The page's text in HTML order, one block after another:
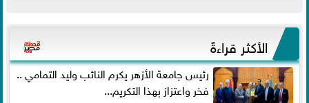
الأكثر قراءةً
رئيس جامعة الأزهر يكرم النائب وليد التمامي ..
فخر واعتزاز بهذا التكريم...